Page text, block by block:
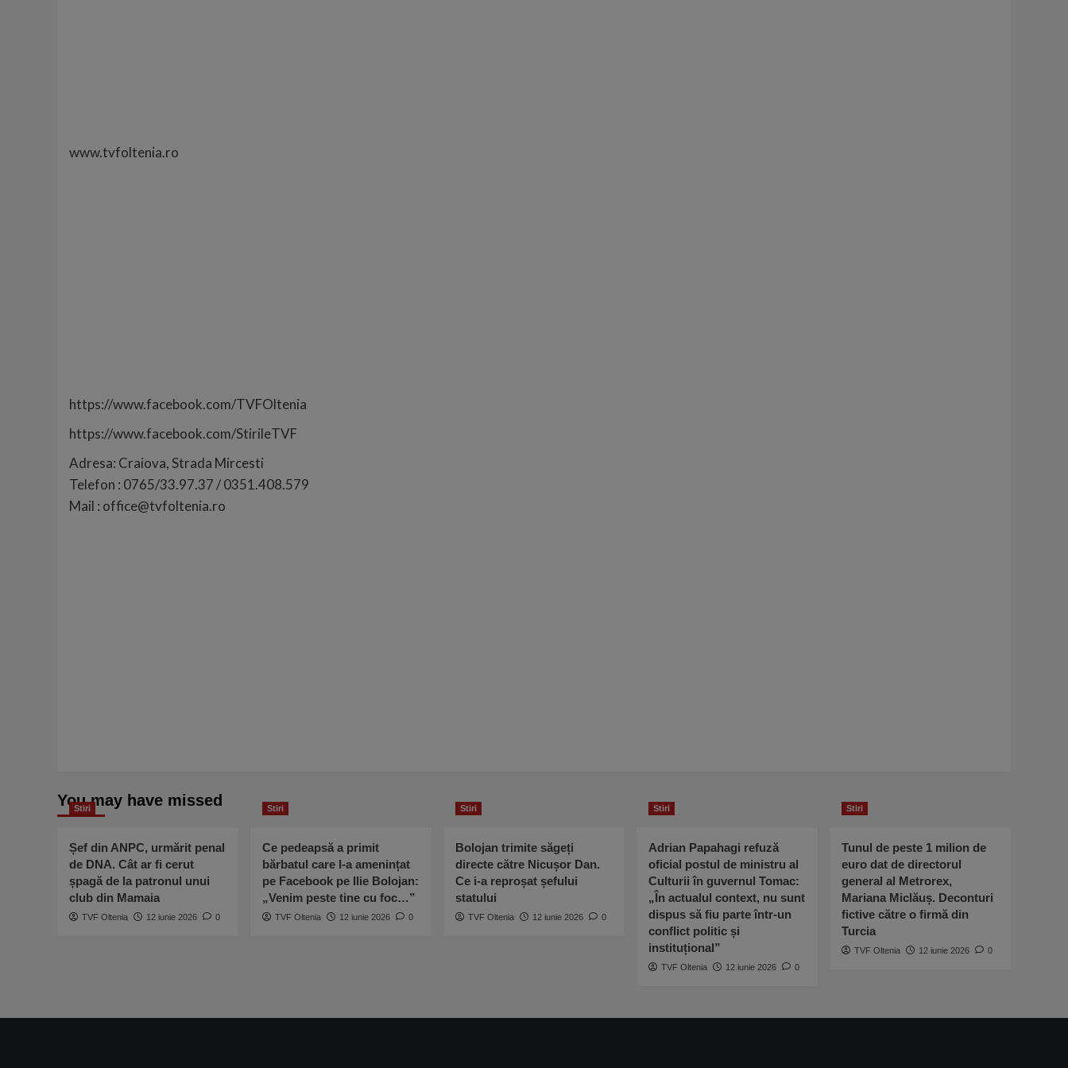
www.tvfoltenia.ro
https://www.facebook.com/TVFOltenia
https://www.facebook.com/StirileTVF
Adresa: Craiova, Strada Mircesti
Telefon : 0765/33.97.37 / 0351.408.579
Mail : office@tvfoltenia.ro
You may have missed
Stiri
Șef din ANPC, urmărit penal
de DNA. Cât ar fi cerut
șpagă de la patronul unui
club din Mamaia
TVF Oltenia 12 iunie 2026 0
Stiri
Ce pedeapsă a primit
bărbatul care l-a amenințat
pe Facebook pe Ilie Bolojan:
„Venim peste tine cu foc…”
TVF Oltenia 12 iunie 2026 0
Stiri
Bolojan trimite săgeți
directe către Nicușor Dan.
Ce i-a reproșat șefului
statului
TVF Oltenia 12 iunie 2026 0
Stiri
Adrian Papahagi refuză
oficial postul de ministru al
Culturii în guvernul Tomac:
„În actualul context, nu sunt
dispus să fiu parte într-un
conflict politic și
instituțional”
TVF Oltenia 12 iunie 2026 0
Stiri
Tunul de peste 1 milion de
euro dat de directorul
general al Metrorex,
Mariana Miclăuș. Deconturi
fictive către o firmă din
Turcia
TVF Oltenia 12 iunie 2026 0